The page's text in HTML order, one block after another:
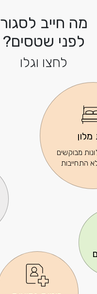
מה חייב לסגור
לפני שטסים?
לחצו וגלו
מלון
מבוקשים
התחייבות